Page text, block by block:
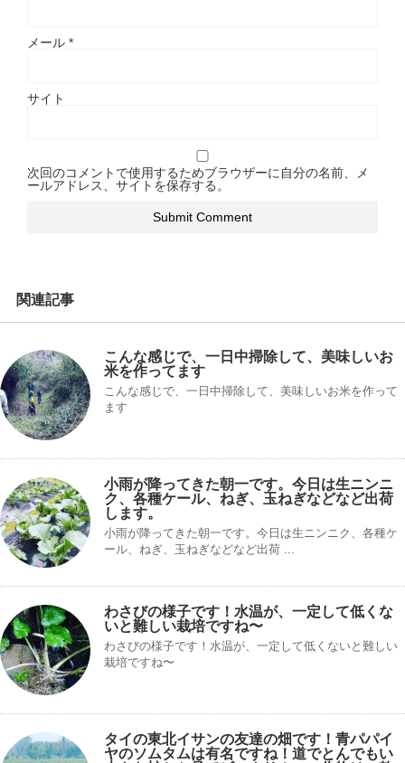
メール *
サイト
次回のコメントで使用するためブラウザーに自分の名前、メ
ールアドレス、サイトを保存する。
関連記事
こんな感じで、一日中掃除して、美味しいお
米を作ってます
こんな感じで、一日中掃除して、美味しいお米を作って
ます
小雨が降ってきた朝一です。今日は生ニンニ
ク、各種ケール、ねぎ、玉ねぎなどなど出荷
します。
小雨が降ってきた朝一です。今日は生ニンニク、各種ケ
ール、ねぎ、玉ねぎなどなど出荷 ...
わさびの様子です！水温が、一定して低くな
いと難しい栽培ですね〜
わさびの様子です！水温が、一定して低くないと難しい
栽培ですね〜
タイの東北イサンの友達の畑です！青パパイ
ヤのソムタムは有名ですね！道でとんでもい